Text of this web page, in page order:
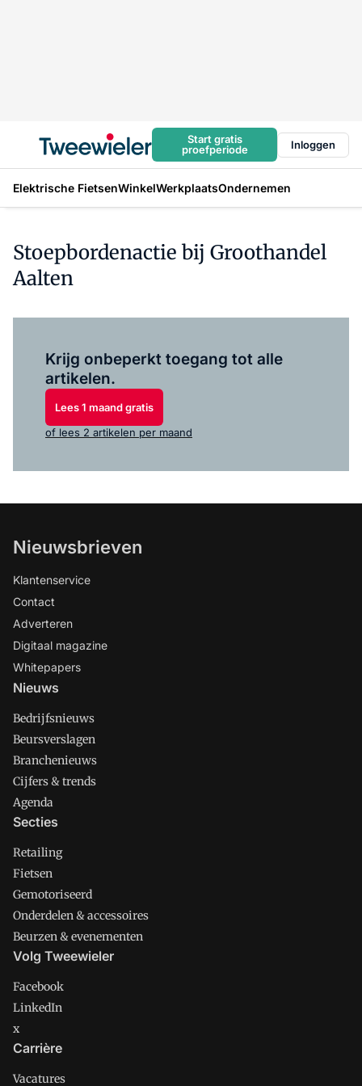
Start gratis
proefperiode
Inloggen
Elektrische FietsenWinkelWerkplaatsOndernemen
Stoepbordenactie bij Groothandel
Aalten
Krijg onbeperkt toegang tot alle
artikelen.
Lees 1 maand gratis
of lees 2 artikelen per maand
Nieuwsbrieven
Klantenservice
Contact
Adverteren
Digitaal magazine
Whitepapers
Nieuws
Bedrijfsnieuws
Beursverslagen
Branchenieuws
Cijfers & trends
Agenda
Secties
Retailing
Fietsen
Gemotoriseerd
Onderdelen & accessoires
Beurzen & evenementen
Volg Tweewieler
Facebook
LinkedIn
x
Carrière
Vacatures